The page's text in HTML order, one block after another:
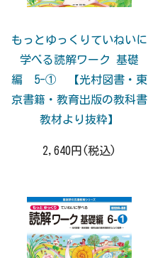
もっとゆっくりていねいに
学べる読解ワーク 基礎
編 5-① 【光村図書・東
京書籍・教育出版の教科書
教材より抜粋】
2,640円(税込)